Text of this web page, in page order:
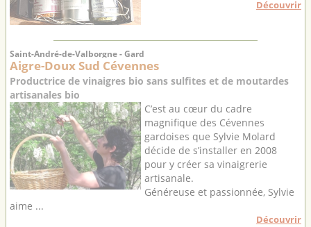
Découvrir
Saint-André-de-Valborgne - Gard
Aigre-Doux Sud Cévennes
Productrice de vinaigres bio sans sulfites et de moutardes
artisanales bio
C’est au cœur du cadre
magnifique des Cévennes
gardoises que Sylvie Molard
décide de s’installer en 2008
pour y créer sa vinaigrerie
artisanale.
Généreuse et passionnée, Sylvie
aime ...
Découvrir